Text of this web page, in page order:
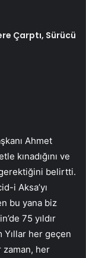
Çarptı, Sürücü
Ahmet
kınadığını ve
gerektiğini belirtti.
i Aksa’yı
bu yana biz
75 yıldır
her geçen
zaman, her